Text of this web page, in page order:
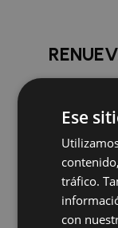
Ese
tráfico.
con